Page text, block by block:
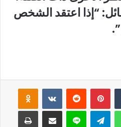
“إذا اعتقد الشخص
بينتيريست
واتساب لاين